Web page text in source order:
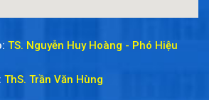
TS. Nguyễn Huy Hoàng - Phó Hiệu
ThS. Trần Văn Hùng